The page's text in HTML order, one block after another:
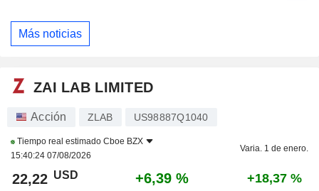
Más noticias
ZAI LAB LIMITED
Acción ZLAB US98887Q1040
Tiempo real estimado Cboe BZX
15:40:24 07/08/2026
Varia. 1 de enero.
22,22 USD +6,39 % +18,37 %